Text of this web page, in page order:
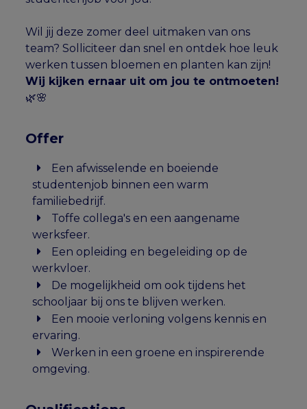
Wil jij deze zomer deel uitmaken van ons
team? Solliciteer dan snel en ontdek hoe leuk
werken tussen bloemen en planten kan zijn!
Wij kijken ernaar uit om jou te ontmoeten!
🌿🌸
Offer
Een afwisselende en boeiende
studentenjob binnen een warm
familiebedrijf.
Toffe collega's en een aangename
werksfeer.
Een opleiding en begeleiding op de
werkvloer.
De mogelijkheid om ook tijdens het
schooljaar bij ons te blijven werken.
Een mooie verloning volgens kennis en
ervaring.
Werken in een groene en inspirerende
omgeving.